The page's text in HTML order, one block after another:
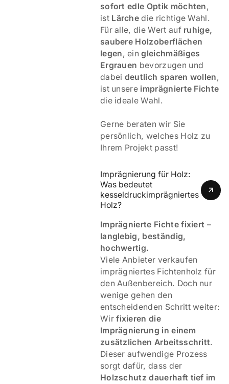
sofort edle Optik möchten,
ist Lärchedie richtige Wahl.
Für alle, die Wert auf ruhige,
saubere Holzoberflächen
legen, eingleichmäßiges
Ergrauen bevorzugen und
dabei deutlich sparen wollen,
ist unsere imprägnierte Fichte
die ideale Wahl.
Gerne beraten wir Sie
persönlich, welches Holz zu
Ihrem Projekt passt!
Imprägnierung für Holz:
Was bedeutet
kesseldruckimprägniertes
Holz?
Imprägnierte Fichte fixiert –
langlebig, beständig,
hochwertig.
Viele Anbieter verkaufen
imprägniertes Fichtenholz für
den Außenbereich. Doch nur
wenige gehen den
entscheidenden Schritt weiter:
Wirfixieren die
Imprägnierung in einem
zusätzlichen Arbeitsschritt.
Dieser aufwendige Prozess
sorgt dafür, dass der
Holzschutz dauerhaft tief im